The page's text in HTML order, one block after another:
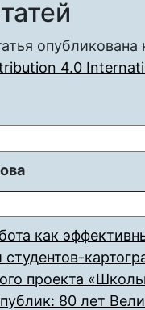
4.0
как
студентов-
проекта
80 лет